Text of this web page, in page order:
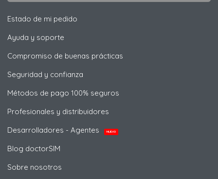
Estado de mi pedido
Ayuda y soporte
Compromiso de buenas prácticas
Seguridad y confianza
Métodos de pago 100% seguros
Profesionales y distribuidores
Desarrolladores - Agentes
NUEVO
Blog doctorSIM
Sobre nosotros